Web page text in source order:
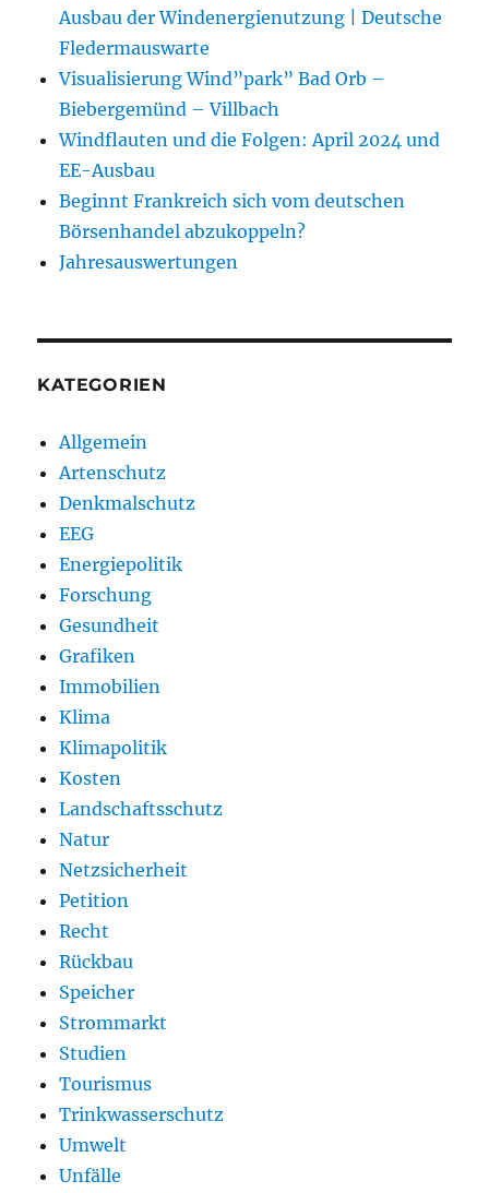
Ausbau der Windenergienutzung | Deutsche
Fledermauswarte
Visualisierung Wind”park” Bad Orb –
Biebergemünd – Villbach
Windflauten und die Folgen: April 2024 und
EE-Ausbau
Beginnt Frankreich sich vom deutschen
Börsenhandel abzukoppeln?
Jahresauswertungen
KATEGORIEN
Allgemein
Artenschutz
Denkmalschutz
EEG
Energiepolitik
Forschung
Gesundheit
Grafiken
Immobilien
Klima
Klimapolitik
Kosten
Landschaftsschutz
Natur
Netzsicherheit
Petition
Recht
Rückbau
Speicher
Strommarkt
Studien
Tourismus
Trinkwasserschutz
Umwelt
Unfälle